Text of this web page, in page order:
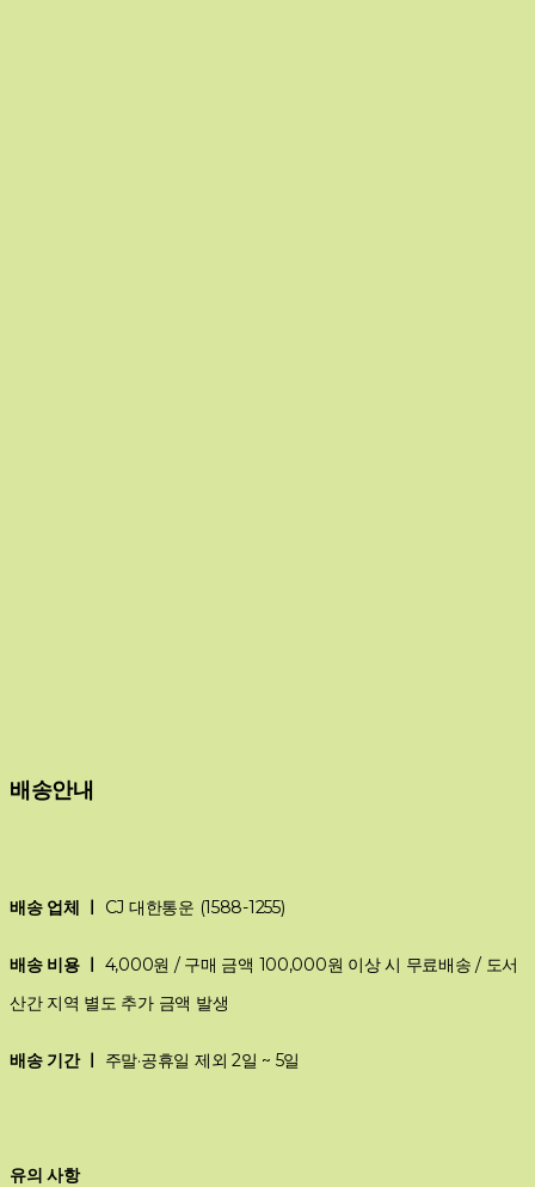
배송안내
배송 업체 ㅣ CJ 대한통운 (1588-1255)
배송 비용 ㅣ 4,000원 / 구매 금액 100,000원 이상 시 무료배송 / 도서
산간 지역 별도 추가 금액 발생
배송 기간 ㅣ 주말·공휴일 제외 2일 ~ 5일
유의 사항